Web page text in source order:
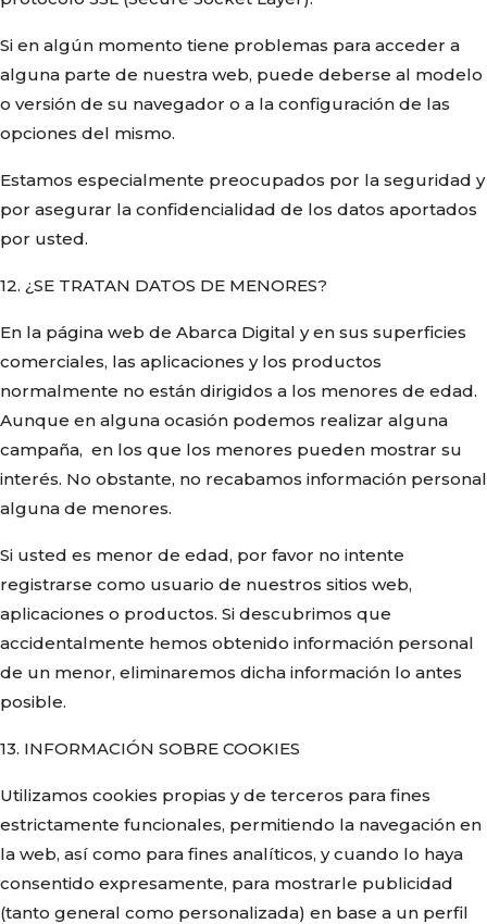
Si en algún momento tiene problemas para acceder a
alguna parte de nuestra web, puede deberse al modelo
o versión de su navegador o a la configuración de las
opciones del mismo.
Estamos especialmente preocupados por la seguridad y
por asegurar la confidencialidad de los datos aportados
por usted.
12. ¿SE TRATAN DATOS DE MENORES?
En la página web de Abarca Digital y en sus superficies
comerciales, las aplicaciones y los productos
normalmente no están dirigidos a los menores de edad.
Aunque en alguna ocasión podemos realizar alguna
campaña, en los que los menores pueden mostrar su
interés. No obstante, no recabamos información personal
alguna de menores.
Si usted es menor de edad, por favor no intente
registrarse como usuario de nuestros sitios web,
aplicaciones o productos. Si descubrimos que
accidentalmente hemos obtenido información personal
de un menor, eliminaremos dicha información lo antes
posible.
13. INFORMACIÓN SOBRE COOKIES
Utilizamos cookies propias y de terceros para fines
estrictamente funcionales, permitiendo la navegación en
la web, así como para fines analíticos, y cuando lo haya
consentido expresamente, para mostrarle publicidad
(tanto general como personalizada) en base a un perfil